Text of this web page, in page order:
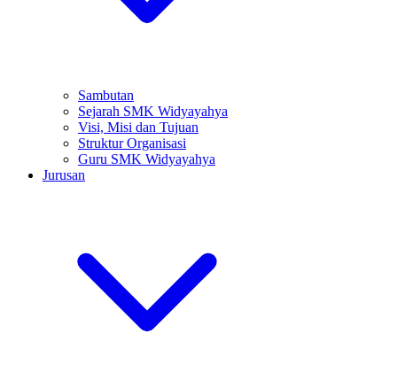
Sambutan
Sejarah SMK Widyayahya
Visi, Misi dan Tujuan
Struktur Organisasi
Guru SMK Widyayahya
Jurusan